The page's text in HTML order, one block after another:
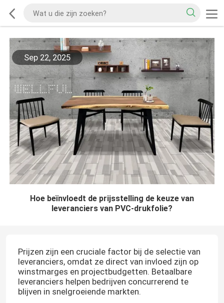
Sep 22, 2025
Hoe beïnvloedt de prijsstelling de keuze van
leveranciers van PVC-drukfolie?
Prijzen zijn een cruciale factor bij de selectie van
leveranciers, omdat ze direct van invloed zijn op
winstmarges en projectbudgetten. Betaalbare
leveranciers helpen bedrijven concurrerend te
blijven in snelgroeiende markten.